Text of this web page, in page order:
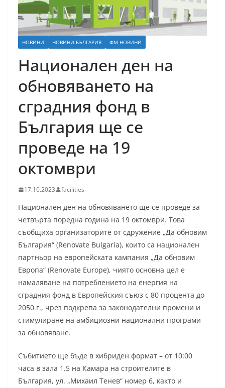
НОВИНИ НОВИНИ БЪЛГАРИЯ ФМ НОВИНИ
Национален ден на
обновяването на
сградния фонд в
България ще се
проведе на 19
октомври
17.10.2023 facilities
Национален ден на обновяването ще се проведе за
четвърта поредна година на 19 октомври. Това
съобщиха организаторите от сдружение „Да обновим
България“ (Renovate Bulgaria), които са национален
партньор на европейската кампания „Да обновим
Европа“ (Renovate Europe), чиято основна цел е
намаляване на потреблението на енергия на
сградния фонд в Европейския съюз с 80 процента до
2050 г., чрез подкрепа за законодателни промени и
стимулиране на амбициозни национални програми
за обновяване.
Събитието ще бъде в хибриден формат – от 10:00
часа в зала 1.5 на Камара на строителите в
България, ул. „Михаил Тенев“ номер 6, както и